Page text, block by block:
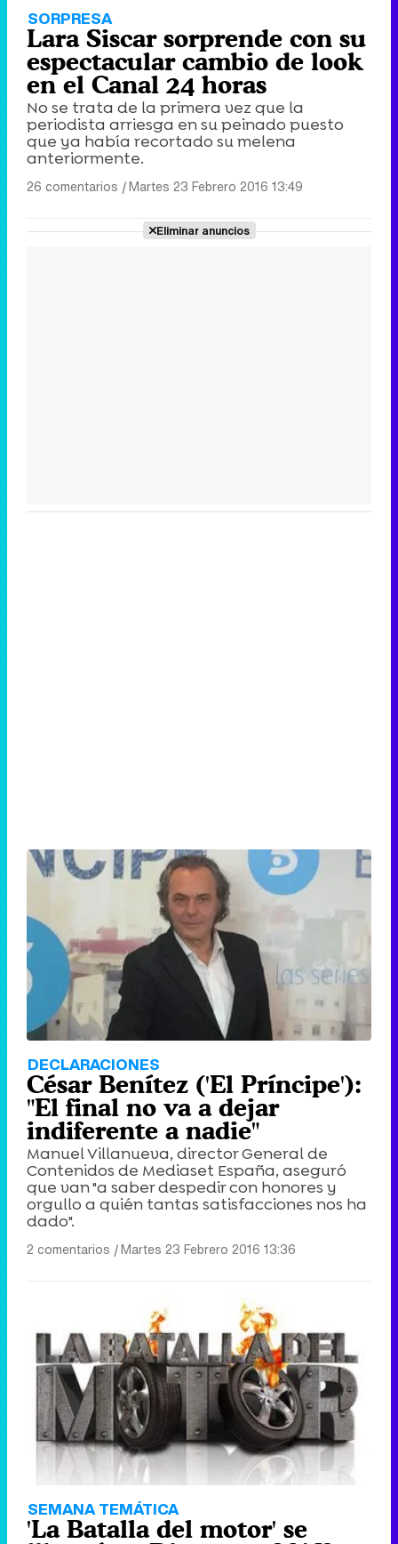
SORPRESA
Lara Siscar sorprende con su
espectacular cambio de look
en el Canal 24 horas
No se trata de la primera vez que la
periodista arriesga en su peinado puesto
que ya había recortado su melena
anteriormente.
26 comentarios |Martes 23 Febrero 2016 13:49
Eliminar anuncios
DECLARACIONES
César Benítez ('El Príncipe'):
"El final no va a dejar
indiferente a nadie"
Manuel Villanueva, director General de
Contenidos de Mediaset España, aseguró
que van "a saber despedir con honores y
orgullo a quién tantas satisfacciones nos ha
dado".
2 comentarios |Martes 23 Febrero 2016 13:36
SEMANA TEMÁTICA
'La Batalla del motor' se